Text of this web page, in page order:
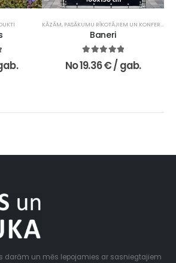
KĀZĀM, PASĀKUMU RĪKOTĀJIEM UN KONFERENCĒM
Baneri
5.00 no 5
No19.36€/ gab.
darām un mēs lepojamies ar sasniegtajiem